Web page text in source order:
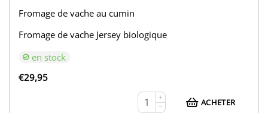
Fromage de vache au cumin
Fromage de vache Jersey biologique
en stock
€29,95
+
−
ACHETER